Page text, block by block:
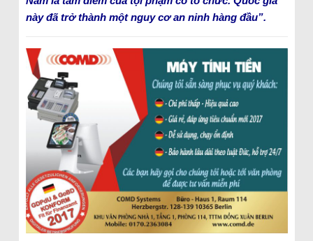
này đã trở thành một nguy cơ an ninh hàng đầu”.